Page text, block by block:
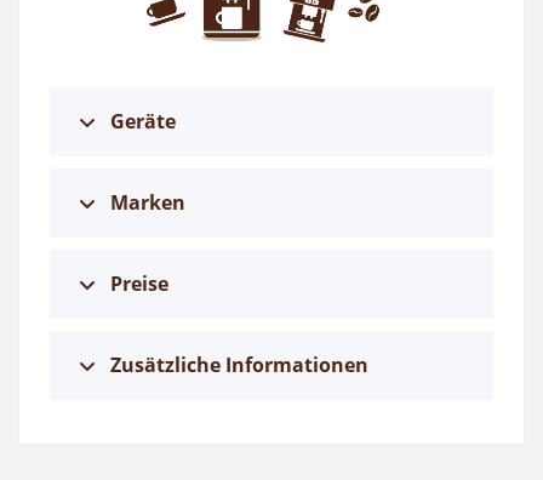
Geräte
Marken
Preise
Zusätzliche Informationen